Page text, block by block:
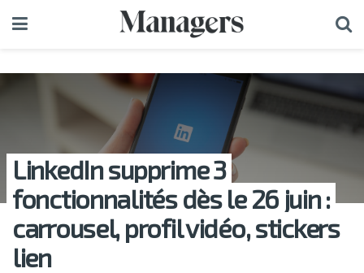
LinkedIn supprime 3
fonctionnalités dès le 26 juin :
carrousel, profil vidéo, stickers
lien